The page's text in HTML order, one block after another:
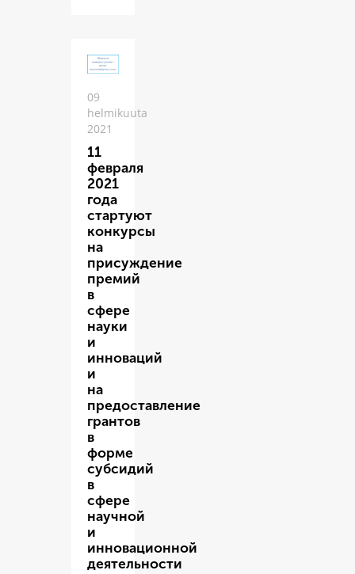
09
helmikuuta
2021
11
февраля
2021
года
стартуют
конкурсы
на
присуждение
премий
в
сфере
науки
и
инноваций
и
на
предоставление
грантов
в
форме
субсидий
в
сфере
научной
и
инновационной
деятельности